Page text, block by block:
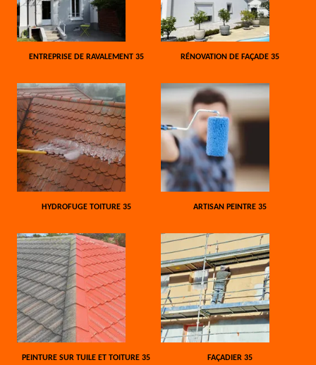
ENTREPRISE DE RAVALEMENT 35 RÉNOVATION DE FAÇADE 35
HYDROFUGE TOITURE 35 ARTISAN PEINTRE 35
PEINTURE SUR TUILE ET TOITURE 35 FAÇADIER 35